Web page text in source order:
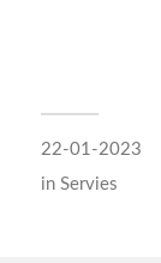
22-01-2023
in Servies